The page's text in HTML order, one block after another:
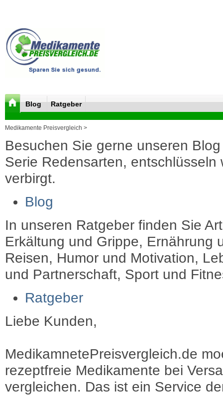
Blog Ratgeber
Medikamente Preisvergleich >
Besuchen Sie gerne unseren
Serie Redensarten, entschlüsseln
verbirgt.
Blog
In unseren Ratgeber finden Sie
Erkältung und Grippe, Ernährung
Reisen, Humor und Motivation,
und Partnerschaft, Sport und
Ratgeber
Liebe Kunden,
MedikamnetePreisvergleich.de
rezeptfreie Medikamente bei
vergleichen. Das ist ein Service